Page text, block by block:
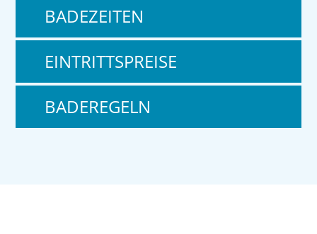
BADEZEITEN
EINTRITTSPREISE
BADEREGELN